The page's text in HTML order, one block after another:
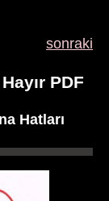
sonraki
PDF
Hatları